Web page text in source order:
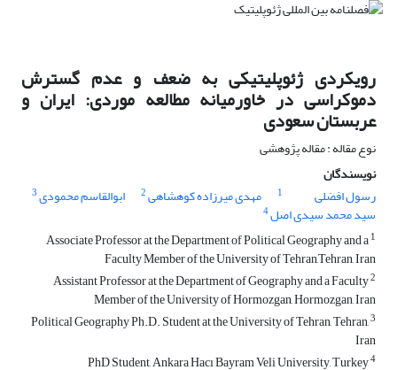
رویکردی ژئوپلیتیکی به ضعف و عدم گسترش
دموکراسی در خاورمیانه مطالعه موردی: ایران و
عربستان سعودی
نوع مقاله : مقاله پژوهشی
نویسندگان
رسول افضلی
1 مهدی میرزاده کوهشاهی2 ابوالقاسم محمودی3
سید محمد سیدی اصل4
1
Associate Professor at the Department of Political Geography and a
Faculty Member of the University of Tehran,Tehran, Iran
2
Assistant Professor at the Department of Geography and a Faculty
Member of the University of Hormozgan, Hormozgan, Iran
3
Political Geography Ph.D. Student at the University of Tehran, Tehran,
Iran
4